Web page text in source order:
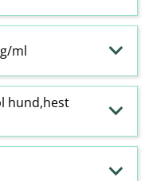
ml
hund,hest